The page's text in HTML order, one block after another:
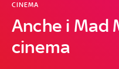
Anche i Mad
cinema
CINEMA